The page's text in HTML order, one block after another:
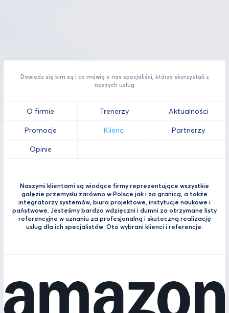
Dowiedz się kim są i co mówią o nas specjaliści, którzy skorzystali z
naszych usług
O firmie Trenerzy Aktualności
Promocje Klienci Partnerzy
Opinie
Naszymi klientami są wiodące firmy reprezentujące wszystkie
gałęzie przemysłu zarówno w Polsce jak i za granicą, a także
integratorzy systemów, biura projektowe, instytucje naukowe i
państwowe. Jesteśmy bardzo wdzięczni i dumni za otrzymane listy
referencyjne w uznaniu za profesjonalną i skuteczną realizację
usług dla ich specjalistów. Oto wybrani klienci i referencje: